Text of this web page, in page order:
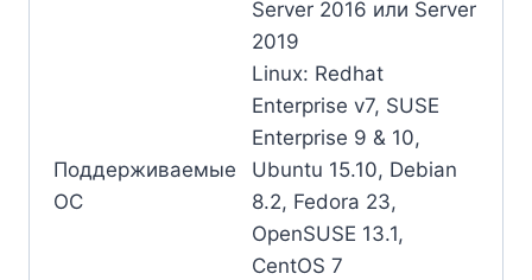
Поддерживаемые
ОС
Server 2016 или Server
2019
Linux: Redhat
Enterprise v7, SUSE
Enterprise 9 & 10,
Ubuntu 15.10, Debian
8.2, Fedora 23,
OpenSUSE 13.1,
CentOS 7